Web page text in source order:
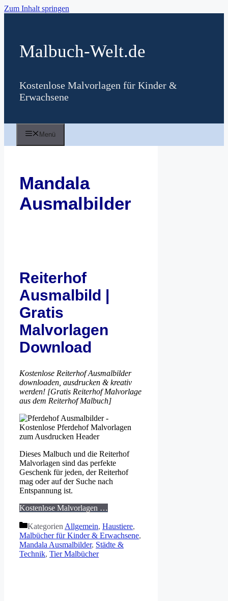
Zum Inhalt springen
Malbuch-Welt.de
Kostenlose Malvorlagen für Kinder &
Erwachsene
Menü
Mandala
Ausmalbilder
Reiterhof
Ausmalbild |
Gratis
Malvorlagen
Download
Kostenlose Reiterhof Ausmalbilder
downloaden, ausdrucken & kreativ
werden! [Gratis Reiterhof Malvorlage
aus dem Reiterhof Malbuch]
Dieses Malbuch und die Reiterhof
Malvorlagen sind das perfekte
Geschenk für jeden, der Reiterhof
mag oder auf der Suche nach
Entspannung ist.
Kostenlose Malvorlagen …
Kategorien Allgemein, Haustiere,
Malbücher für Kinder & Erwachsene,
Mandala Ausmalbilder, Städte &
Technik, Tier Malbücher